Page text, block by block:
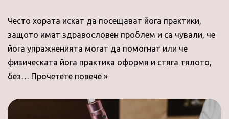
Често хората искат да посещават йога практики,
защото имат здравословен проблем и са чували, че
йога упражненията могат да помогнат или че
физическата йога практика оформя и стяга тялото,
без… Прочетете повече »